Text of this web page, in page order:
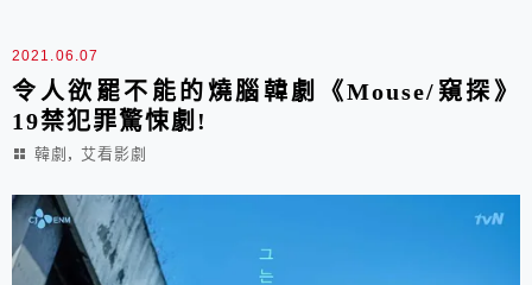
2021.06.07
令人欲罷不能的燒腦韓劇《Mouse/窺探》
19禁犯罪驚悚劇!
韓劇 , 艾看影劇